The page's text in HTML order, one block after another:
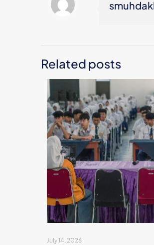
Related posts
July 14, 2026